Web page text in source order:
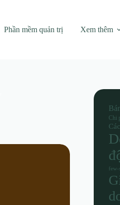
Phần mềm quản trị Xem thêm
Chi
few-